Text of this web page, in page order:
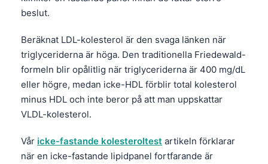
beslut.
Beräknat LDL-kolesterol är den svaga länken när
triglyceriderna är höga. Den traditionella Friedewald-
formeln blir opålitlig när triglyceriderna är 400 mg/dL
eller högre, medan icke-HDL förblir total kolesterol
minus HDL och inte beror på att man uppskattar
VLDL-kolesterol.
Vår icke-fastande kolesteroltest artikeln förklarar
när en icke-fastande lipidpanel fortfarande är
Afrikaans
Монгол
ພາສາລາວ
Basa Jawa
Cebuano
ئۇيغۇرچە
Кыргызча